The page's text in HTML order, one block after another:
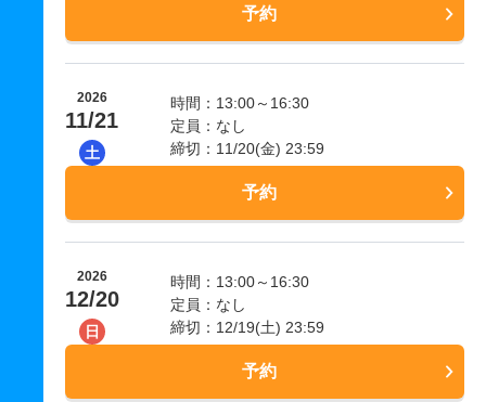
予約
2026
11/21
土
時間：13:00～16:30
定員：なし
締切：11/20(金) 23:59
予約
2026
12/20
日
時間：13:00～16:30
定員：なし
締切：12/19(土) 23:59
予約